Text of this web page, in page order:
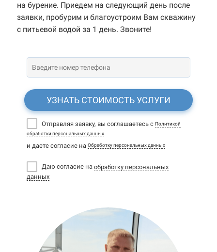
на бурение. Приедем на следующий день после
заявки, пробурим и благоустроим Вам скважину
с питьевой водой за 1 день. Звоните!
УЗНАТЬ СТОИМОСТЬ УСЛУГИ
Отправляя заявку, вы соглашаетесь с Политикой
обработки персональных данных
и даете согласие на Обработку персональных данных
Даю согласие на обработку персональных
данных